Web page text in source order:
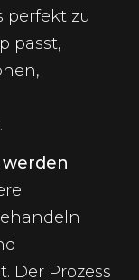
perfekt zu
passt,
Der Prozess